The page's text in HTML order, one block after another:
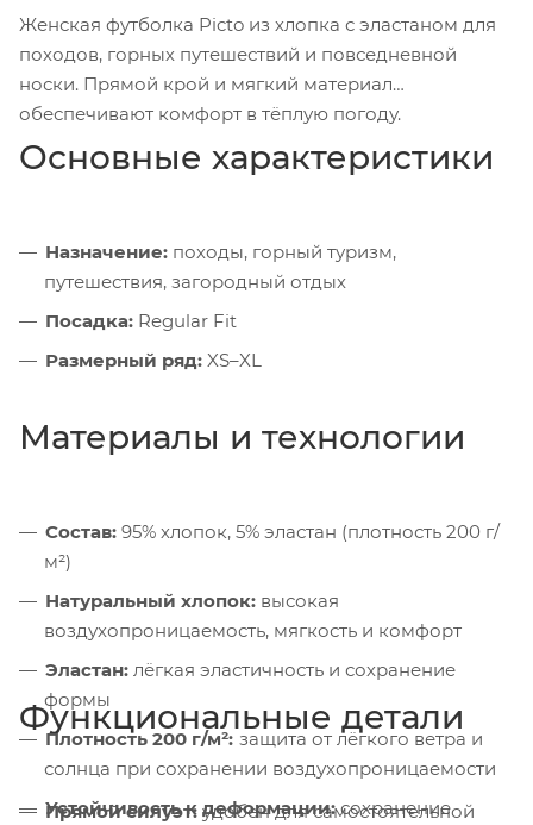
Женская футболка Picto из хлопка с эластаном для
походов, горных путешествий и повседневной
носки. Прямой крой и мягкий материал
обеспечивают комфорт в тёплую погоду.
Основные характеристики
Назначение: походы, горный туризм,
путешествия, загородный отдых
Посадка: Regular Fit
Размерный ряд: XS–XL
Материалы и технологии
Состав: 95% хлопок, 5% эластан (плотность 200 г/
м²)
Натуральный хлопок: высокая
воздухопроницаемость, мягкость и комфорт
Эластан: лёгкая эластичность и сохранение
формы
Плотность 200 г/м²: защита от лёгкого ветра и
солнца при сохранении воздухопроницаемости
Устойчивость к деформации:сохранение
Функциональные детали
Прямой силуэт: удобен для самостоятельной